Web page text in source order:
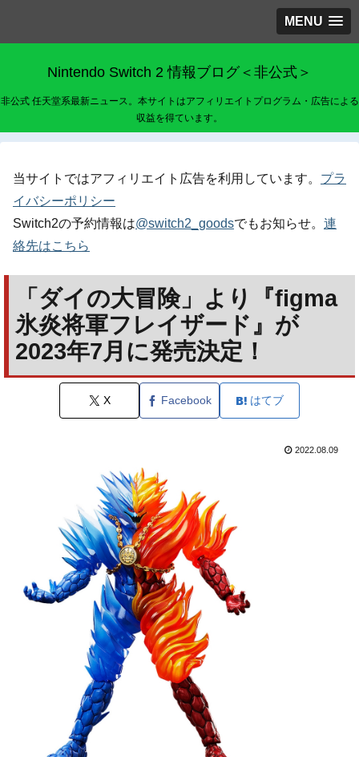
MENU
Nintendo Switch 2 情報ブログ＜非公式＞
非公式 任天堂系最新ニュース。本サイトはアフィリエイトプログラム・広告による
収益を得ています。
当サイトではアフィリエイト広告を利用しています。 プラ
イバシーポリシー
Switch2の予約情報は@switch2_goodsでもお知らせ。 連
絡先はこちら
「ダイの大冒険」より『figma
氷炎将軍フレイザード』が
2023年7月に発売決定！
X Facebook はてブ
2022.08.09